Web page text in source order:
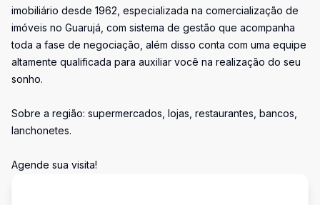
imobiliário desde 1962, especializada na comercialização de
imóveis no Guarujá, com sistema de gestão que acompanha
toda a fase de negociação, além disso conta com uma equipe
altamente qualificada para auxiliar você na realização do seu
sonho.
Sobre a região: supermercados, lojas, restaurantes, bancos,
lanchonetes.
Agende sua visita!